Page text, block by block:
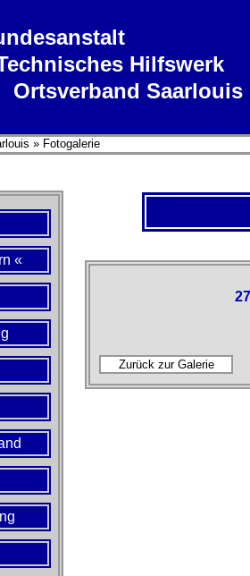
Hilfswerk
Ortsverband Saarlouis
» Fotogalerie
«